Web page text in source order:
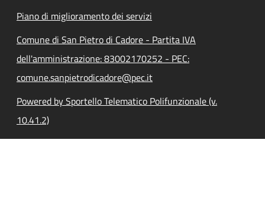
Piano di miglioramento dei servizi
Comune di San Pietro di Cadore - Partita IVA
dell'amministrazione: 83002170252 - PEC:
comune.sanpietrodicadore@pec.it
Powered by Sportello Telematico Polifunzionale (v.
10.41.2)